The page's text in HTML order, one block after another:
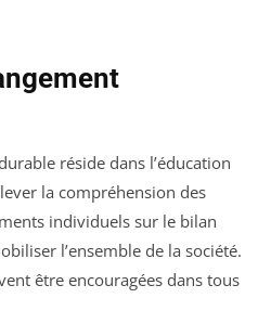
réside dans l’éducation
la compréhension des
individuels sur le bilan
l’ensemble de la société.
être encouragées dans tous